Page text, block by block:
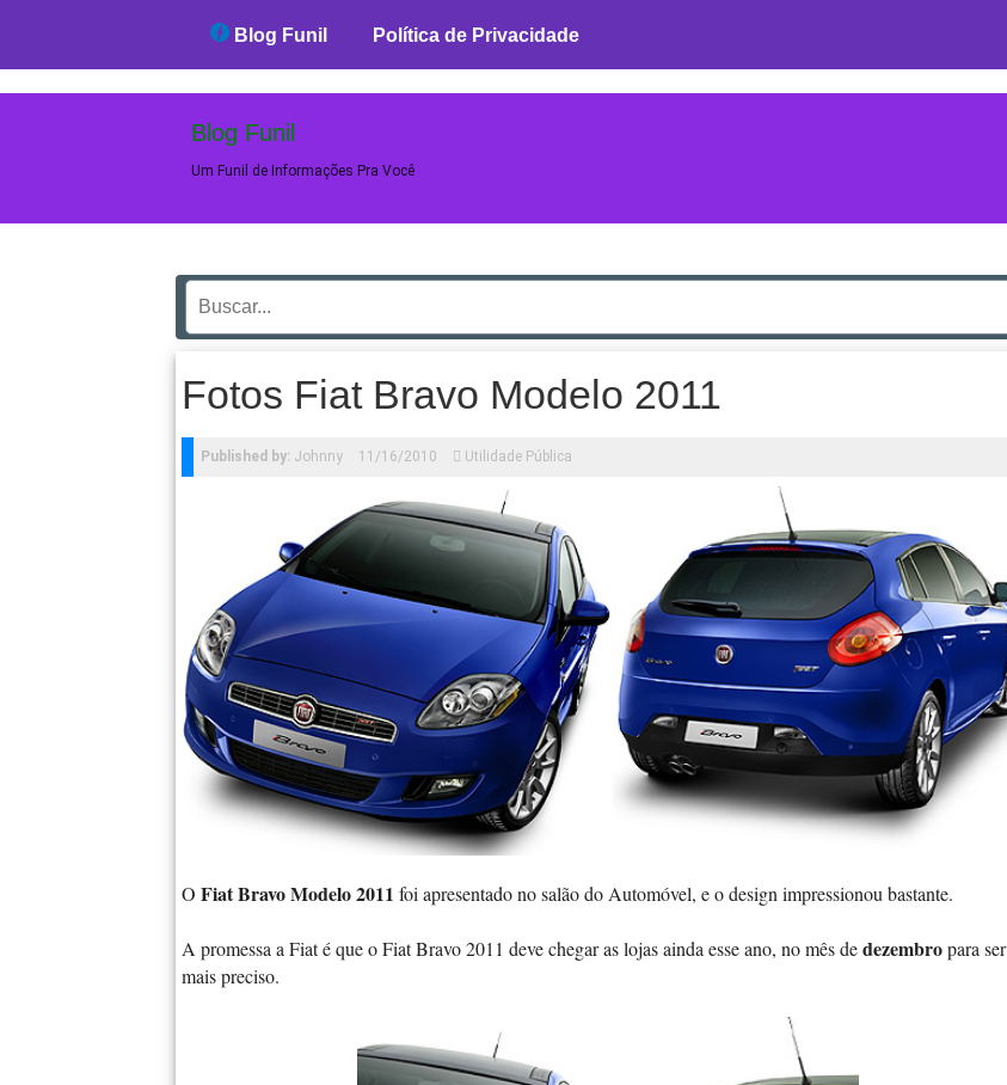
Blog Funil Política de Privacidade
Blog Funil
Um Funil de Informações Pra Você
Fotos Fiat Bravo Modelo 2011
Published by: Johnny 11/16/2010 Utilidade Pública
O Fiat Bravo Modelo 2011 foi apresentado no salão do Automóvel, e o design impressionou bastante.
A promessa a Fiat é que o Fiat Bravo 2011 deve chegar as lojas ainda esse ano, no mês dedezembropara ser
mais preciso.